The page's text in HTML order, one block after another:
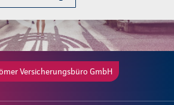
Versicherungsbüro GmbH